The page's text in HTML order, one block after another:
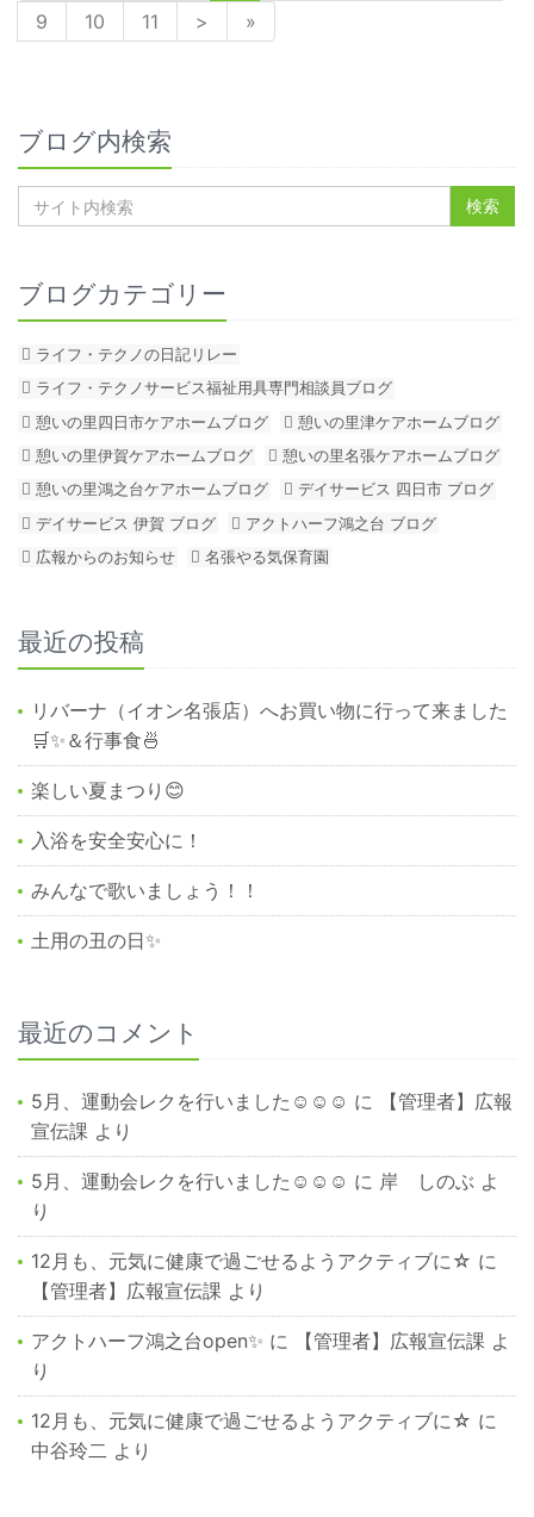
9
10 11 > »
ブログ内検索
ブログカテゴリー
ライフ・テクノの日記リレー
ライフ・テクノサービス福祉用具専門相談員ブログ
憩いの里四日市ケアホームブログ
憩いの里津ケアホームブログ
憩いの里伊賀ケアホームブログ
憩いの里名張ケアホームブログ
憩いの里鴻之台ケアホームブログ
デイサービス 四日市 ブログ
デイサービス 伊賀 ブログ
アクトハーフ鴻之台 ブログ
広報からのお知らせ
名張やる気保育園
最近の投稿
リバーナ（イオン名張店）へお買い物に行って来ました
🛒✨＆行事食🍜
楽しい夏まつり😊
入浴を安全安心に！
みんなで歌いましょう！！
土用の丑の日✨
最近のコメント
5月、運動会レクを行いました☺☺☺ に
【管理者】広報
宣伝課 より
5月、運動会レクを行いました☺☺☺ に 岸 しのぶ よ
り
12月も、元気に健康で過ごせるようアクティブに☆ に
【管理者】広報宣伝課 より
アクトハーフ鴻之台open✨ に 【管理者】広報宣伝課 よ
り
12月も、元気に健康で過ごせるようアクティブに☆ に
中谷玲二 より